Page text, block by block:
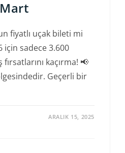
fiyatlı uçak bileti mi
için sadece 3.600
kaçırma! 📢
Geçerli bir
ARALIK 15, 2025